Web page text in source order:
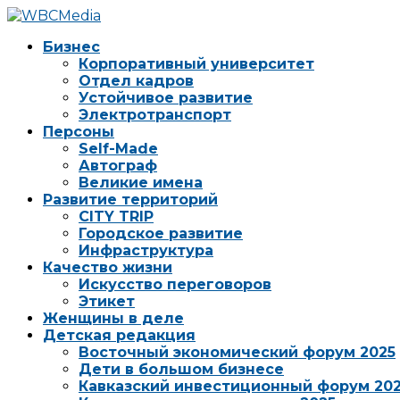
Бизнес
Корпоративный университет
Отдел кадров
Устойчивое развитие
Электротранспорт
Персоны
Self-Made
Автограф
Великие имена
Развитие территорий
CITY TRIP
Городское развитие
Инфраструктура
Качество жизни
Искусство переговоров
Этикет
Женщины в деле
Детская редакция
Восточный экономический форум 2025
Дети в большом бизнесе
Кавказский инвестиционный форум